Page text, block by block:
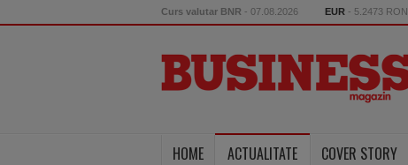
Curs valutar BNR - 07.08.2026 EUR - 5.2473 RON
HOME ACTUALITATE COVER STORY